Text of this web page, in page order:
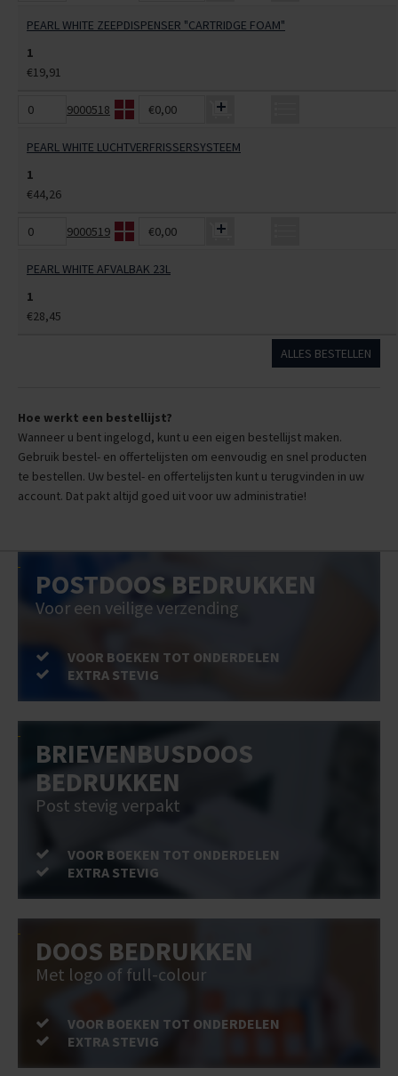
PEARL WHITE ZEEPDISPENSER "CARTRIDGE FOAM"
1
€19,91
9000518 €0,00
PEARL WHITE LUCHTVERFRISSERSYSTEEM
1
€44,26
9000519 €0,00
PEARL WHITE AFVALBAK 23L
1
€28,45
ALLES BESTELLEN
Hoe werkt een bestellijst?
Wanneer u bent ingelogd, kunt u een eigen bestellijst maken.
Gebruik bestel- en offertelijsten om eenvoudig en snel producten
te bestellen. Uw bestel- en offertelijsten kunt u terugvinden in uw
account. Dat pakt altijd goed uit voor uw administratie!
POSTDOOS BEDRUKKEN
Voor een veilige verzending
VOOR BOEKEN TOT ONDERDELEN
EXTRA STEVIG
BRIEVENBUSDOOS
BEDRUKKEN
Post stevig verpakt
VOOR BOEKEN TOT ONDERDELEN
EXTRA STEVIG
DOOS BEDRUKKEN
Met logo of full-colour
VOOR BOEKEN TOT ONDERDELEN
EXTRA STEVIG